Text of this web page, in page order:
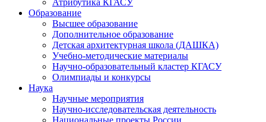
Атрибутика КГАСУ
Образование
Высшее образование
Дополнительное образование
Детская архитектурная школа (ДАШКА)
Учебно-методические материалы
Научно-образовательный кластер КГАСУ
Олимпиады и конкурсы
Наука
Научные мероприятия
Научно-исследовательская деятельность
Национальные проекты России